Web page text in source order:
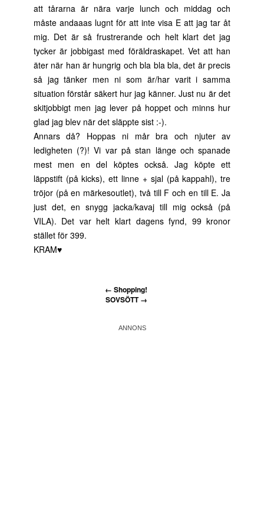
att tårarna är nära varje lunch och middag och
måste andaaas lugnt för att inte visa E att jag tar åt
mig. Det är så frustrerande och helt klart det jag
tycker är jobbigast med föräldraskapet. Vet att han
äter när han är hungrig och bla bla bla, det är precis
så jag tänker men ni som är/har varit i samma
situation förstår säkert hur jag känner. Just nu är det
skitjobbigt men jag lever på hoppet och minns hur
glad jag blev när det släppte sist :-).
Annars då? Hoppas ni mår bra och njuter av
ledigheten (?)! Vi var på stan länge och spanade
mest men en del köptes också. Jag köpte ett
läppstift (på kicks), ett linne + sjal (på kappahl), tre
tröjor (på en märkesoutlet), två till F och en till E. Ja
just det, en snygg jacka/kavaj till mig också (på
VILA). Det var helt klart dagens fynd, 99 kronor
stället för 399.
KRAM♥
← Shopping!
SOVSÖTT→